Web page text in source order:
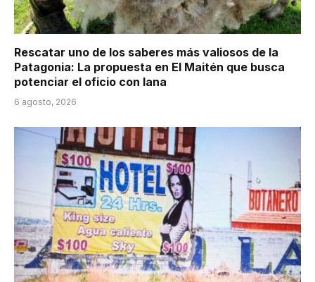
Rescatar uno de los saberes más valiosos de la
Patagonia: La propuesta en El Maitén que busca
potenciar el oficio con lana
6 agosto, 2026